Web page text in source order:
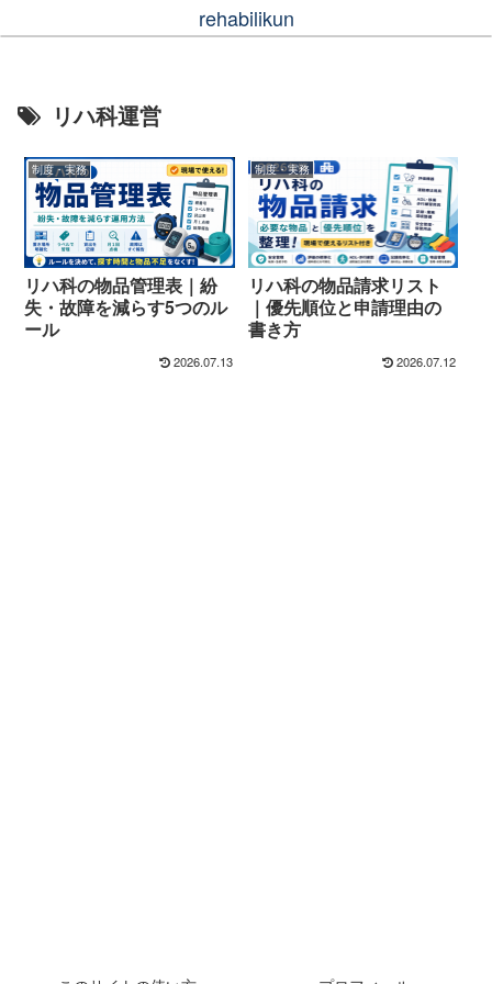
rehabilikun
リハ科運営
制度・実務
リハ科の物品管理表｜紛
失・故障を減らす5つのル
ール
2026.07.13
制度・実務
リハ科の物品請求リスト
｜優先順位と申請理由の
書き方
2026.07.12